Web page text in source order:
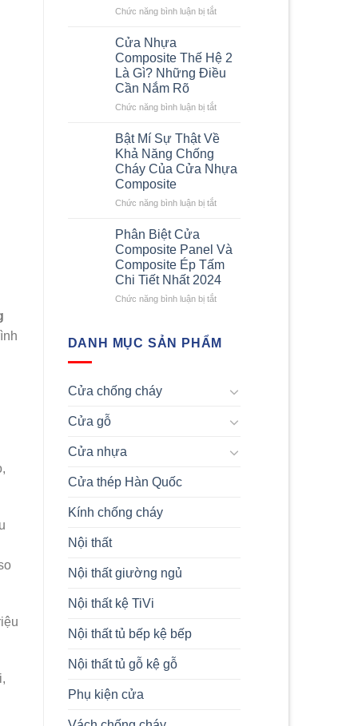
gỗ
nhất
Chức năng bình luận bị tắtở
Cửa
Composite
–
Yêu
Về
Kích
Cửa
Composite
Cửa Nhựa
Composite Thế Hệ 2
Là Gì? Những Điều
Cần Nắm Rõ
Chức năng bình luận bị tắtở
Nhựa
Hệ
Là
Điều
Cần
Nắm
Rõ
Bật Mí Sự Thật Về
Khả Năng Chống
Cháy Của Cửa Nhựa
Composite
Chức năng bình luận bị tắtở
Sự
Thật
Về
Khả
Năng
Của
Phân Biệt Cửa
Composite Panel Và
Composite Ép Tấm
Chi Tiết Nhất 2024
Chức năng bình luận bị tắtở
Cửa
Composite
Tấm
DANH MỤC SẢN PHẨM
Cửa chống cháy
Cửa gỗ
Cửa nhựa
Cửa thép Hàn Quốc
Kính chống cháy
Nội thất
Nội thất giường ngủ
Nội thất kệ TiVi
Nội thất tủ bếp kệ bếp
Nội thất tủ gỗ kệ gỗ
Phụ kiện cửa